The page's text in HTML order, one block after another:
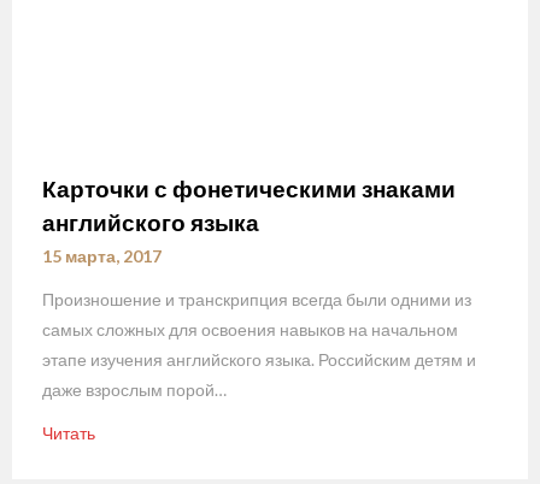
Карточки с фонетическими знаками
английского языка
15 марта, 2017
Произношение и транскрипция всегда были одними из
самых сложных для освоения навыков на начальном
этапе изучения английского языка. Российским детям и
даже взрослым порой…
Читать